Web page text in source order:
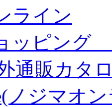
ライン
ッピング
通販カタ
ノジマオ